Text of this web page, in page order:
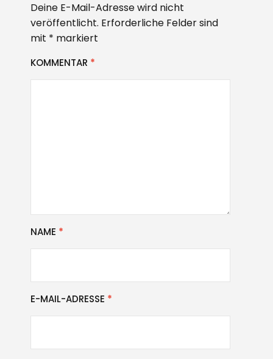
Deine E-Mail-Adresse wird nicht
veröffentlicht. Erforderliche Felder sind
mit * markiert
KOMMENTAR *
NAME *
E-MAIL-ADRESSE *